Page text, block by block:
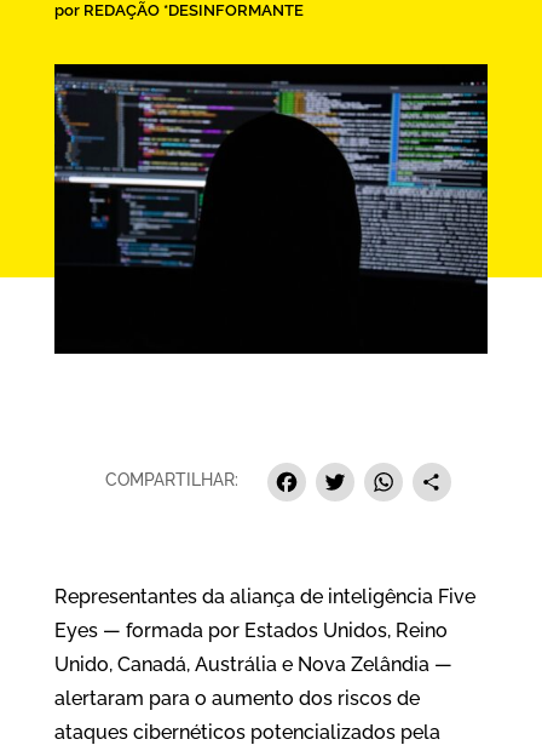
por REDAÇÃO *DESINFORMANTE
COMPARTILHAR: Facebook
Twitter
Representantes da aliança de inteligência Five
Eyes — formada por Estados Unidos, Reino
Unido, Canadá, Austrália e Nova Zelândia —
alertaram para o aumento dos riscos de
ataques cibernéticos potencializados pela